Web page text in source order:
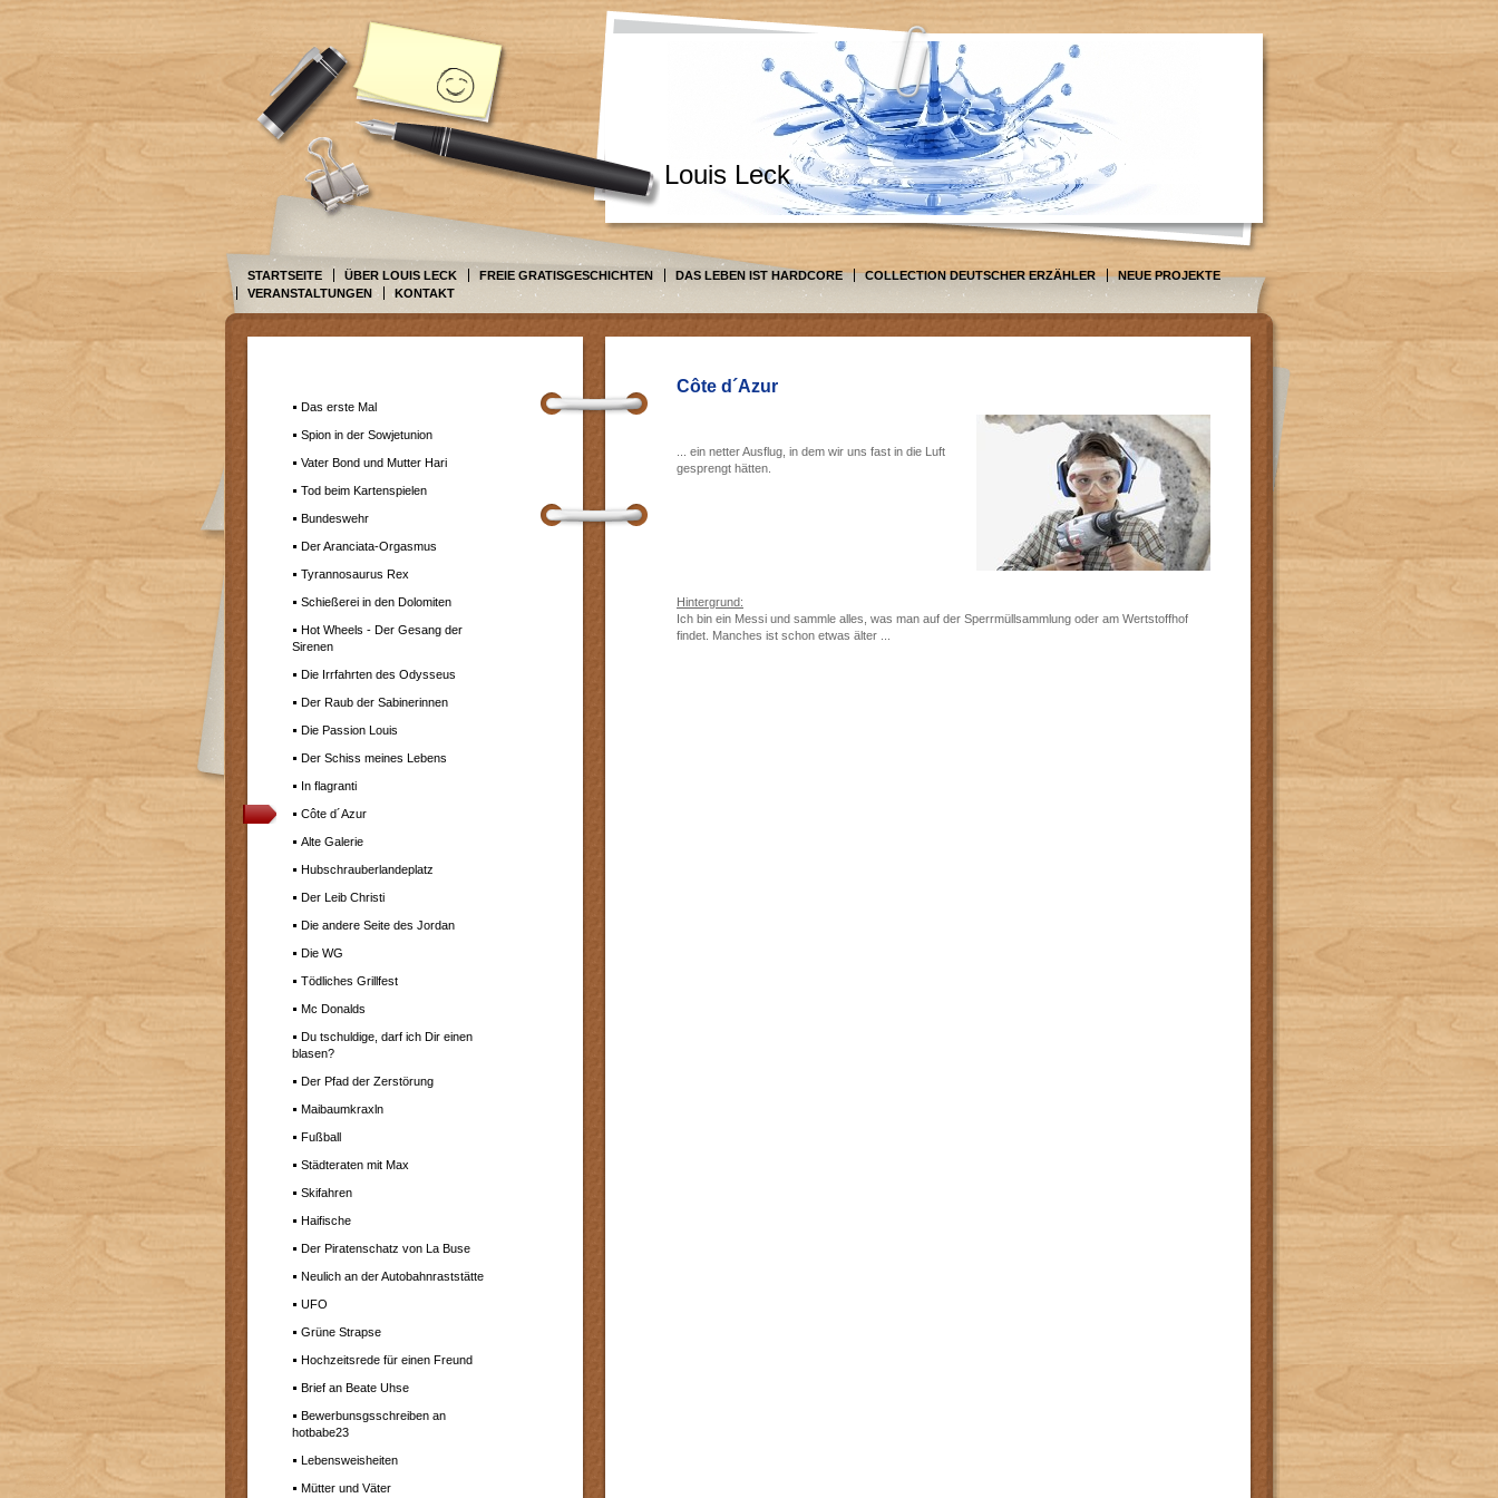
Louis Leck
STARTSEITE ÜBER LOUIS LECK FREIE GRATISGESCHICHTEN DAS LEBEN IST HARDCORE COLLECTION DEUTSCHER ERZÄHLER
NEUE PROJEKTE
VERANSTALTUNGEN
KONTAKT
Côte d´Azur
... ein netter Ausflug, in dem wir uns fast in die Luft
gesprengt hätten.
Hintergrund:
Ich bin ein Messi und sammle alles, was man auf der Sperrmüllsammlung oder am Wertstoffhof
findet. Manches ist schon etwas älter ...
Das erste Mal
Spion in der Sowjetunion
Vater Bond und Mutter Hari
Tod beim Kartenspielen
Bundeswehr
Der Aranciata-Orgasmus
Tyrannosaurus Rex
Schießerei in den Dolomiten
Hot Wheels - Der Gesang der
Sirenen
Die Irrfahrten des Odysseus
Der Raub der Sabinerinnen
Die Passion Louis
Der Schiss meines Lebens
In flagranti
Côte d´Azur
Alte Galerie
Hubschrauberlandeplatz
Der Leib Christi
Die andere Seite des Jordan
Die WG
Tödliches Grillfest
Mc Donalds
Du tschuldige, darf ich Dir einen
blasen?
Der Pfad der Zerstörung
Maibaumkraxln
Fußball
Städteraten mit Max
Skifahren
Haifische
Der Piratenschatz von La Buse
Neulich an der Autobahnraststätte
UFO
Grüne Strapse
Hochzeitsrede für einen Freund
Brief an Beate Uhse
Bewerbunsgsschreiben an
hotbabe23
Lebensweisheiten
Mütter und Väter